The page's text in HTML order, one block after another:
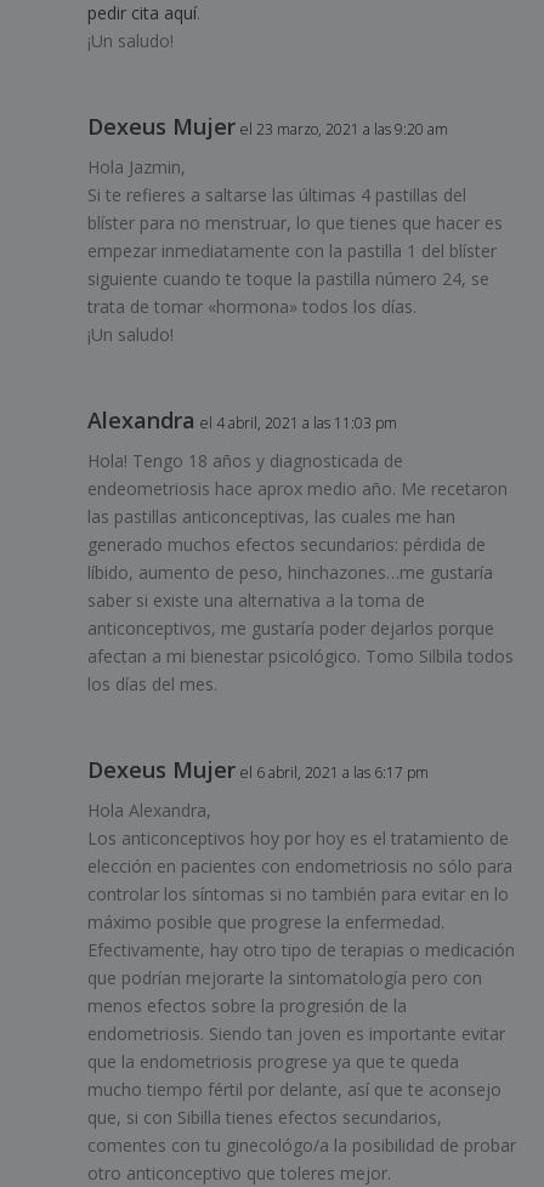
pedir cita aquí.
¡Un saludo!
Dexeus Mujer el 23 marzo, 2021 a las 9:20 am
Hola Jazmin,
Si te refieres a saltarse las últimas 4 pastillas del
blíster para no menstruar, lo que tienes que hacer es
empezar inmediatamente con la pastilla 1 del blíster
siguiente cuando te toque la pastilla número 24, se
trata de tomar «hormona» todos los días.
¡Un saludo!
Alexandra el 4 abril, 2021 a las 11:03 pm
Hola! Tengo 18 años y diagnosticada de
endeometriosis hace aprox medio año. Me recetaron
las pastillas anticonceptivas, las cuales me han
generado muchos efectos secundarios: pérdida de
líbido, aumento de peso, hinchazones…me gustaría
saber si existe una alternativa a la toma de
anticonceptivos, me gustaría poder dejarlos porque
afectan a mi bienestar psicológico. Tomo Silbila todos
los días del mes.
Dexeus Mujer el 6 abril, 2021 a las 6:17 pm
Hola Alexandra,
Los anticonceptivos hoy por hoy es el tratamiento de
elección en pacientes con endometriosis no sólo para
controlar los síntomas si no también para evitar en lo
máximo posible que progrese la enfermedad.
Efectivamente, hay otro tipo de terapias o medicación
que podrían mejorarte la sintomatología pero con
menos efectos sobre la progresión de la
endometriosis. Siendo tan joven es importante evitar
que la endometriosis progrese ya que te queda
mucho tiempo fértil por delante, así que te aconsejo
que, si con Sibilla tienes efectos secundarios,
comentes con tu ginecológo/a la posibilidad de probar
otro anticonceptivo que toleres mejor.